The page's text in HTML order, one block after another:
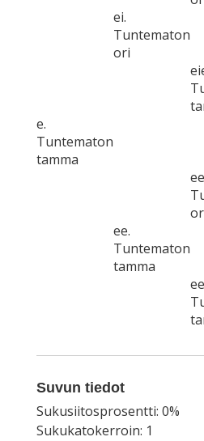
e.
Tuntematon
tamma
ei.
Tuntematon
ori
ee.
Tuntematon
tamma
Suvun tiedot
Sukusiitosprosentti: 0%
Sukukatokerroin: 1